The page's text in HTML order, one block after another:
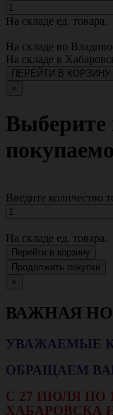
На складе ед. товара.
На складе во
На складе в
ПЕРЕЙТИ В КОРЗИНУ
×
Выберите
Введите количество
На складе ед. товара.
Перейти в корзину
Продолжить покупки
×
ВАЖНАЯ
УВАЖАЕМЫЕ
ОБРАЩАЕМ
С 27 ИЮЛЯ ПО
ХАБАРОВСКА